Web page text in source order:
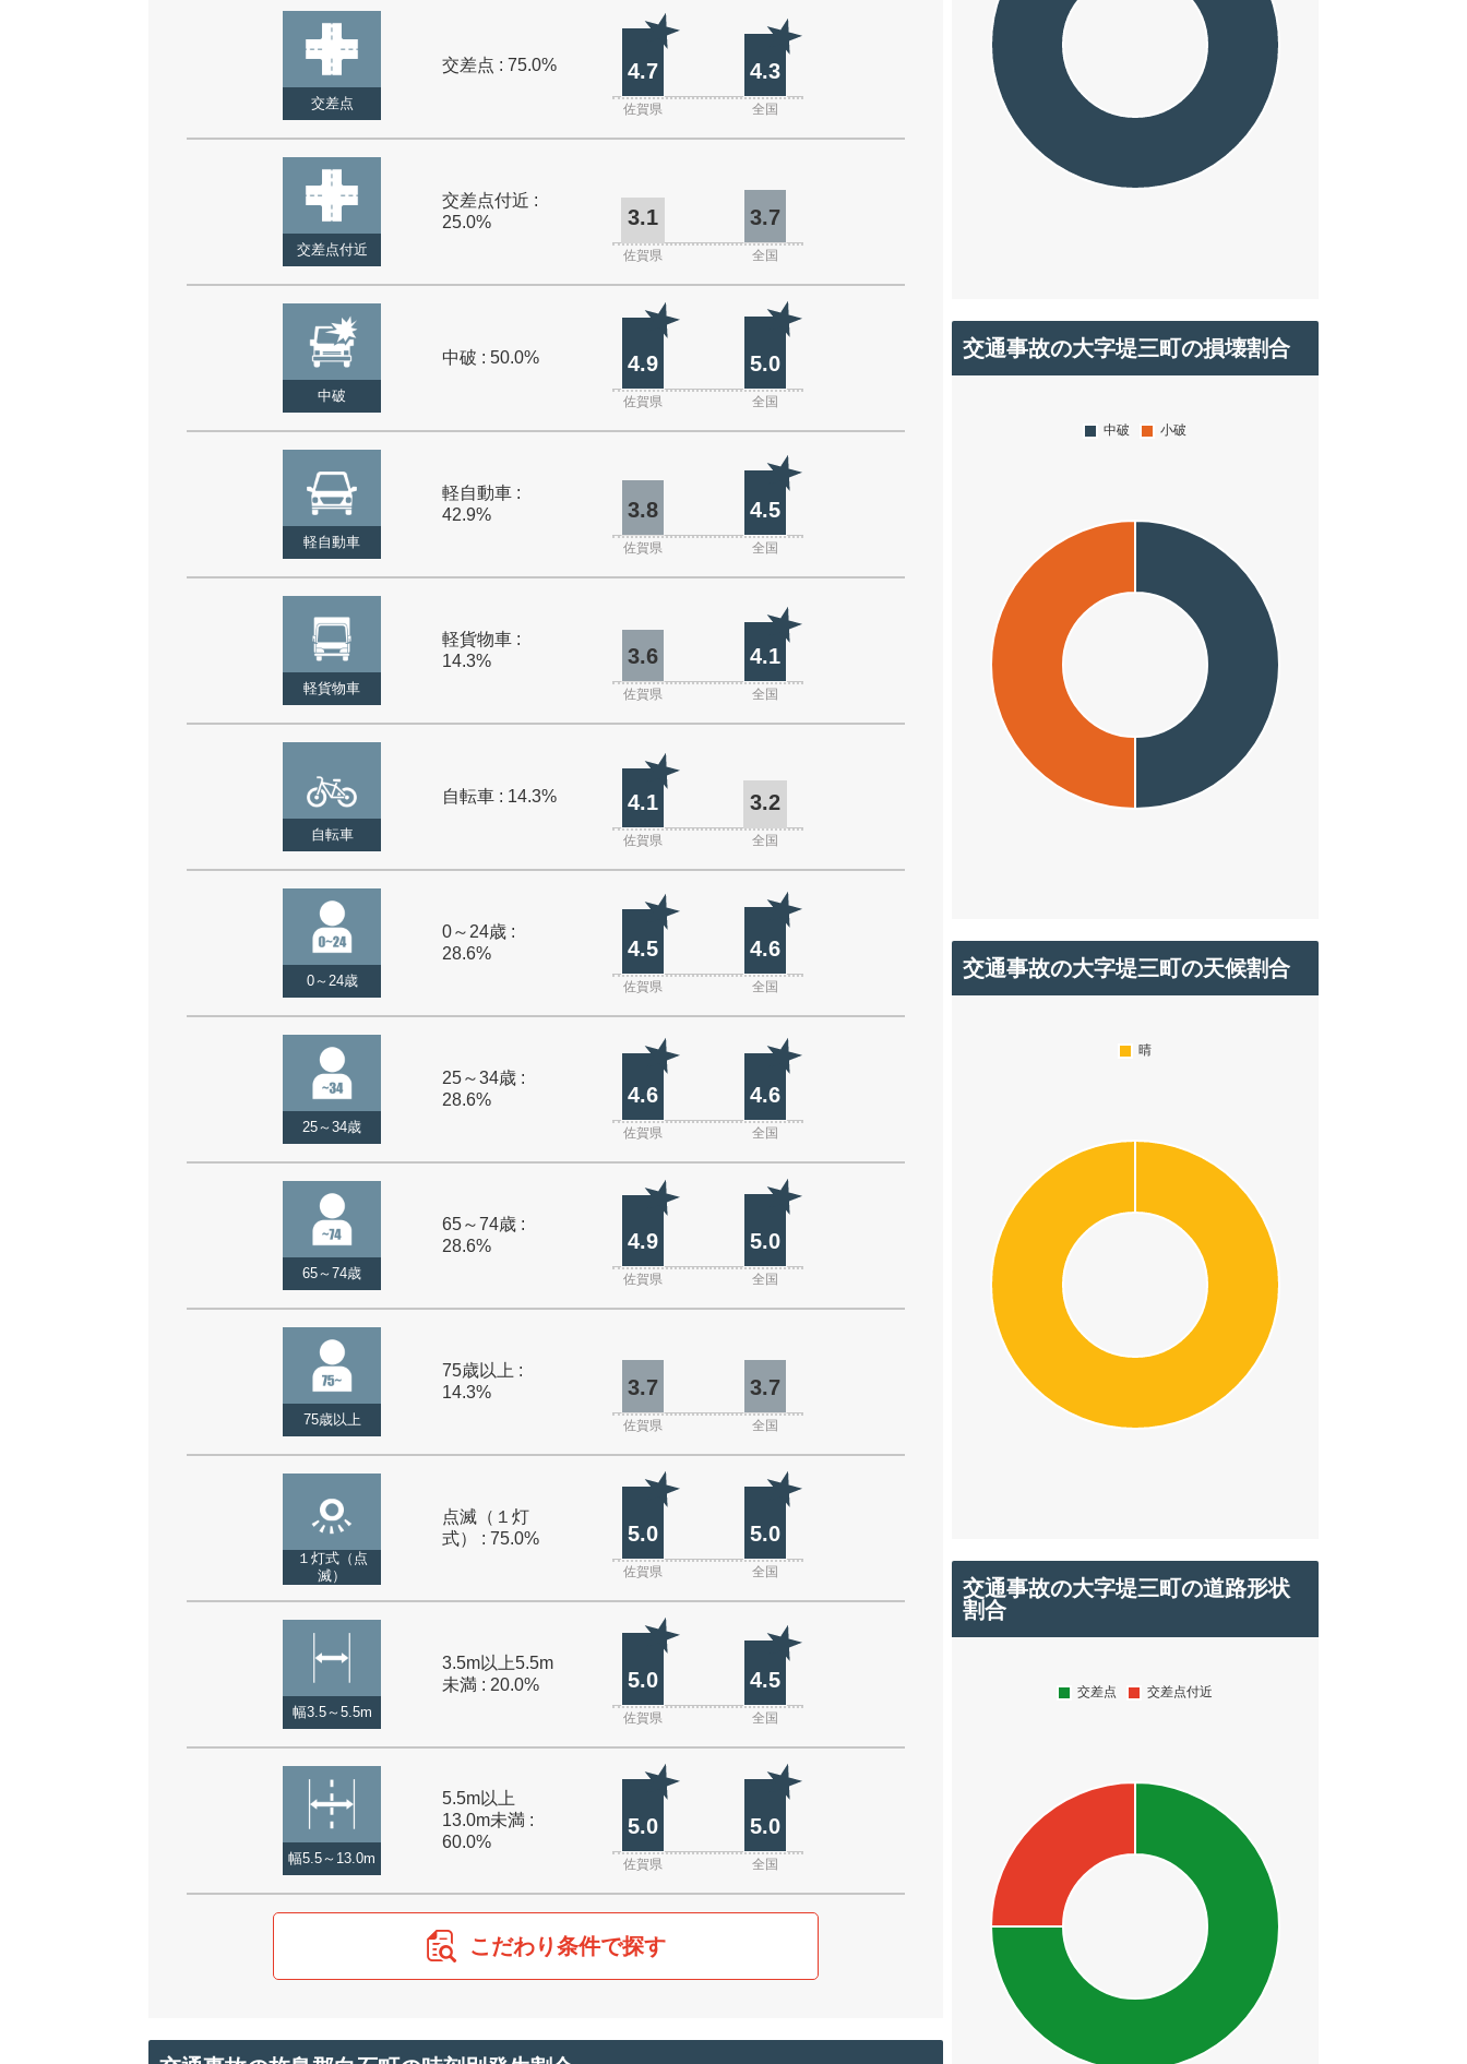
交差点
交差点 : 75.0% 4.7 4.3
佐賀県 全国
交差点付近
交差点付近 :
25.0%
3.1 3.7
佐賀県 全国
中破
中破 : 50.0% 4.9 5.0
佐賀県 全国
軽自動車
軽自動車 :
42.9%
3.8 4.5
佐賀県 全国
軽貨物車
軽貨物車 :
14.3%
3.6 4.1
佐賀県 全国
自転車
自転車 : 14.3% 4.1 3.2
佐賀県 全国
0～24歳
0～24歳 :
28.6%
4.5 4.6
佐賀県 全国
25～34歳
25～34歳 :
28.6%
4.6 4.6
佐賀県 全国
65～74歳
65～74歳 :
28.6%
4.9 5.0
佐賀県 全国
75歳以上
75歳以上 :
14.3%
3.7 3.7
佐賀県 全国
１灯式（点
滅）
点滅（１灯
式） : 75.0%
5.0 5.0
佐賀県 全国
幅3.5～5.5m
3.5m以上5.5m
未満 : 20.0%
5.0 4.5
佐賀県 全国
幅5.5～13.0m
5.5m以上
13.0m未満 :
60.0%
5.0 5.0
佐賀県 全国
こだわり条件で探す
交通事故の大字堤三町の損壊割合
交通事故の大字堤三町の天候割合
交通事故の大字堤三町の道路形状
割合